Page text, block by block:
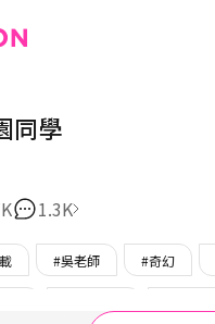
同學
1.3K
#吳老師 #奇幻